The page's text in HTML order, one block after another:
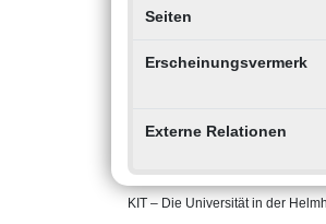
Seiten
Erscheinungsvermerk
Externe Relationen
KIT – Die Universität in der